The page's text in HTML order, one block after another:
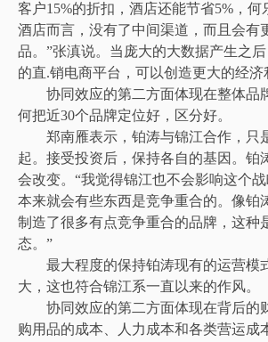
客户15%的折扣，酒店还能节省5%，
酒店而言，没有了中间渠道，而且会有
品。”张滇说。当庞大的大数据产生之
的直.销电商平台，可以创造更大的经济
协同效应的第二方面体现在整体品
何把近30个品牌定位好，区分好。
郑南雁表示，铂涛与锦江合作，只
起。接受投资后，保持各自的基因。铂
会改变。“我觉得锦江也不会影响这个
本来就会有些东西是竞争重合的。像铂
制造了很多有点竞争重合的品牌，这种
态。”
最大程度的保持铂涛现有的运营模
大，这也符合锦江系一直以来的作风。
协同效应的第二方面体现在背后的
购用品的成本、人力成本和各类营运成